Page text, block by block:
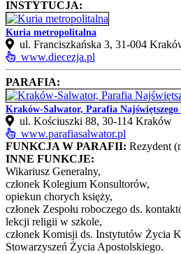
INSTYTUCJA:
Kuria metropolitalna
ul. Franciszkańska 3, 31-004
www.diecezja.pl
PARAFIA:
Kraków-Salwator, Parafia Najświętszego
ul. Kościuszki 88, 30‑114 Kraków
www.parafiasalwator.pl
FUNKCJA W PARAFII: Rezydent
INNE FUNKCJE:
Wikariusz Generalny,
członek Kolegium Konsultorów,
opiekun chorych księży,
członek Zespołu roboczego ds.
lekcji religii w szkole,
członek Komisji ds. Instytutów Życia
Stowarzyszeń Życia Apostolskiego.